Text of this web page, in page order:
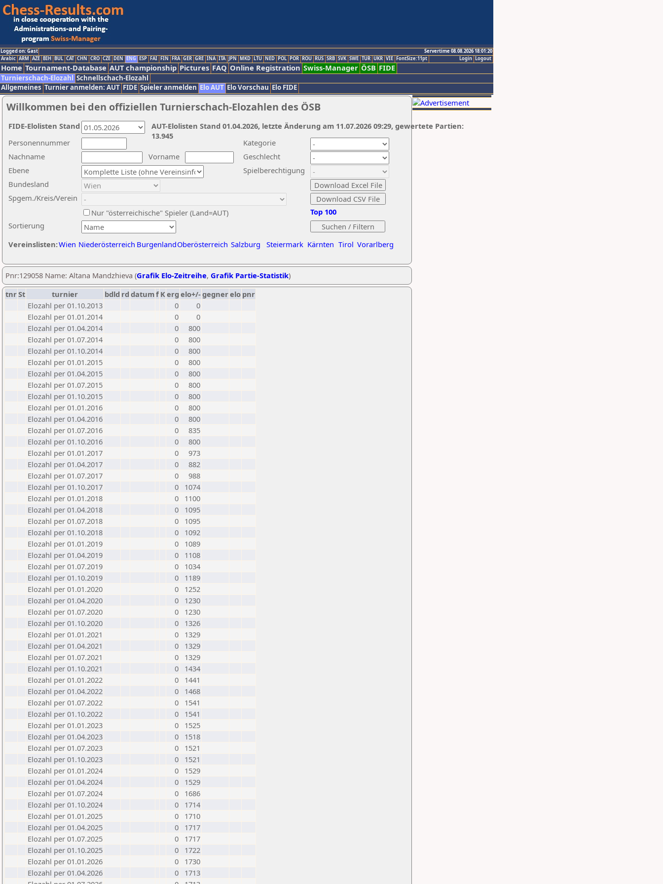
Logged on: Gast
Servertime 08.08.2026 18:01:20
Logout
Login
Arabic ARM AZE BIH BUL CAT CHN CRO CZE DEN ENG ESP FAI FIN FRA GER GRE INA ITA JPN MKD LTU NED POL POR ROU RUS SRB SVK SWE TUR UKR VIE FontSize:11pt
Home Tournament-Database AUT championship Pictures FAQ Online Registration Swiss-Manager ÖSB FIDE
Turnierschach-Elozahl Schnellschach-Elozahl
Allgemeines Turnier anmelden: AUT FIDE Spieler anmelden Elo AUT Elo Vorschau Elo FIDE
Willkommen bei den offiziellen Turnierschach-Elozahlen des ÖSB
Nachname
Vorname
Ebene
Kategorie
Sortierung
Personennummer
Bundesland
Spgem./Kreis/Verein
Geschlecht
Nur "österreichische" Spieler (Land=AUT)
Spielberechtigung
Vereinslisten:Wien Niederösterreich BurgenlandOberösterreich Salzburg Steiermark Kärnten Tirol Vorarlberg
Top 100
AUT-Elolisten Stand 01.04.2026, letzte Änderung am 11.07.2026 09:29, gewertete Partien:
13.945
FIDE-Elolisten Stand
Pnr:129058 Name: Altana Mandzhieva (Grafik Elo-Zeitreihe, Grafik Partie-Statistik)
tnrSt turnier bdld rd datumf Kerg elo+/-gegnerelo pnr
Elozahl per 01.10.2013
0
0
Elozahl per 01.01.2014
0
0
Elozahl per 01.04.2014
0
800
Elozahl per 01.07.2014
0
800
Elozahl per 01.10.2014
0
800
Elozahl per 01.01.2015
0
800
Elozahl per 01.04.2015
0
800
Elozahl per 01.07.2015
0
800
Elozahl per 01.10.2015
0
800
Elozahl per 01.01.2016
0
800
Elozahl per 01.04.2016
0
800
Elozahl per 01.07.2016
0
835
Elozahl per 01.10.2016
0
800
Elozahl per 01.01.2017
0
973
Elozahl per 01.04.2017
0
882
Elozahl per 01.07.2017
0
988
Elozahl per 01.10.2017
0
1074
Elozahl per 01.01.2018
0
1100
Elozahl per 01.04.2018
0
1095
Elozahl per 01.07.2018
0
1095
Elozahl per 01.10.2018
0
1092
Elozahl per 01.01.2019
0
1089
Elozahl per 01.04.2019
0
1108
Elozahl per 01.07.2019
0
1034
Elozahl per 01.10.2019
0
1189
Elozahl per 01.01.2020
0
1252
Elozahl per 01.04.2020
0
1230
Elozahl per 01.07.2020
0
1230
Elozahl per 01.10.2020
0
1326
Elozahl per 01.01.2021
0
1329
Elozahl per 01.04.2021
0
1329
Elozahl per 01.07.2021
0
1329
Elozahl per 01.10.2021
0
1434
Elozahl per 01.01.2022
0
1441
Elozahl per 01.04.2022
0
1468
Elozahl per 01.07.2022
0
1541
Elozahl per 01.10.2022
0
1541
Elozahl per 01.01.2023
0
1525
Elozahl per 01.04.2023
0
1518
Elozahl per 01.07.2023
0
1521
Elozahl per 01.10.2023
0
1521
Elozahl per 01.01.2024
0
1529
Elozahl per 01.04.2024
0
1529
Elozahl per 01.07.2024
0
1686
Elozahl per 01.10.2024
0
1714
Elozahl per 01.01.2025
0
1710
Elozahl per 01.04.2025
0
1717
Elozahl per 01.07.2025
0
1717
Elozahl per 01.10.2025
0
1722
Elozahl per 01.01.2026
0
1730
Elozahl per 01.04.2026
0
1713